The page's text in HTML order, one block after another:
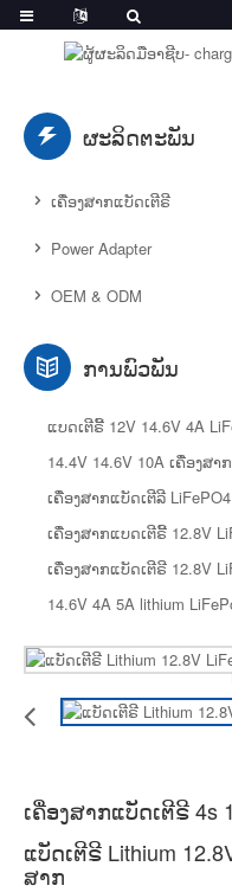
ຜະລິດຕະພັນ
ເຄື່ອງສາກແບັດເຕີຣີ
Power Adapter
OEM & ODM
ການພົວພັນ
ແບດເຕີຣີ້ 12V 14.6V 4A
14.4V 14.6V 10A ເຄື່ອງສາ
ເຄື່ອງສາກແບັດເຕີລີ
ເຄື່ອງສາກແບດເຕີຣີ້ 12.8V
ເຄື່ອງສາກແບັດເຕີຣີ 12.8V
14.6V 4A 5A lithium
ເຄື່ອງສາກແບັດເຕີຣີ 4s
ແບັດເຕີຣີ Lithium
ສາກ